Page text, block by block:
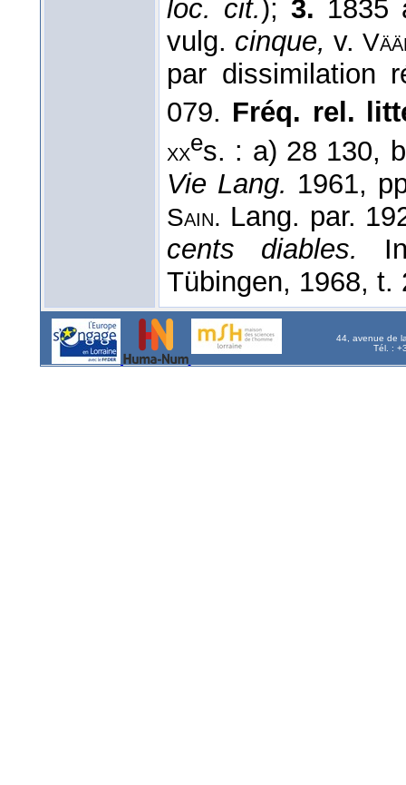
loc. cit.); 3. 1835
vulg. cinque, v.
par dissimilation
079. Fréq. rel.
xxes. : a) 28 130,
Vie Lang. 1961,
Sain. Lang. par.
cents diables.
Tübingen, 1968, t.
44, avenue de
Tél. :